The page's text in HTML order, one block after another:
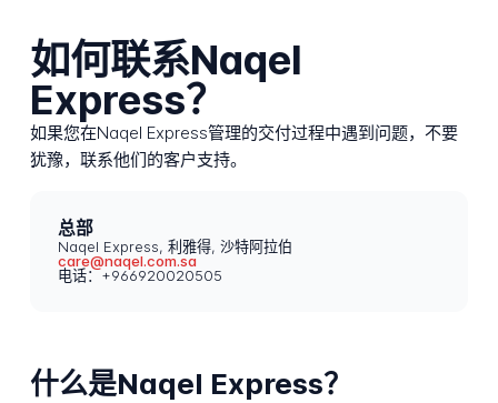
如何联系Naqel
Express？
如果您在Naqel Express管理的交付过程中遇到问题，不要
犹豫，联系他们的客户支持。
总部
Naqel Express, 利雅得, 沙特阿拉伯
care@naqel.com.sa
电话：+966920020505
什么是Naqel Express？